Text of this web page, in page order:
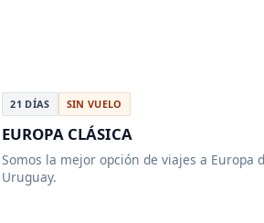
21 DÍAS SIN VUELO
EUROPA CLÁSICA
Somos la mejor opción de viajes a Europa
Uruguay.